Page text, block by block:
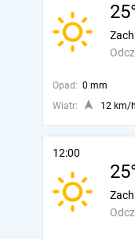
Opad: 0 mm
Wiatr:
12 km/h
12:00